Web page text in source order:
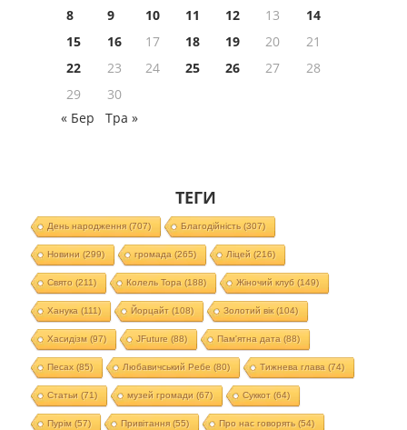
8
9 10 11 12 13
14
15
16 17 18 19 20
21
22
23 24 25 26 27
28
29
30
« Бер
Тра »
ТЕГИ
День народження(707) Благодійність (307)
Новини (299) громада (265) Ліцей (216)
Свято (211) Колель Тора (188) Жіночий клуб (149)
Ханука (111) Йорцайт (108) Золотий вік(104)
Хасидізм (97) JFuture (88) Пам'ятна дата (88)
Песах(85) Любавичський Ребе (80) Тижнева глава (74)
Статьи (71) музей громади (67) Суккот (64)
Пурім (57) Привітання(55) Про нас говорять (54)